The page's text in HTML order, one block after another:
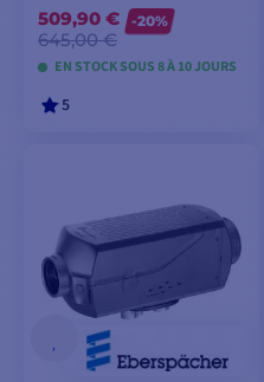
509,90 €
645,00 €
-20%
EN STOCK SOUS 8 À 10 JOURS
5